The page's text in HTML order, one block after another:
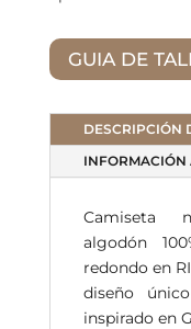
GUIA DE
DESCRIPCIÓN
Camiseta
algodón
redondo en
diseño
inspirado en